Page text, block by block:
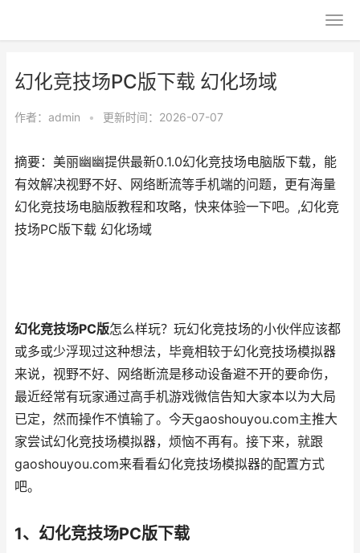
幻化竞技场PC版下载 幻化场域
作者： admin • 更新时间：2026-07-07
摘要：美丽幽幽提供最新0.1.0幻化竞技场电脑版下载，能
有效解决视野不好、网络断流等手机端的问题，更有海量
幻化竞技场电脑版教程和攻略，快来体验一下吧。,幻化竞
技场PC版下载 幻化场域
幻化竞技场PC版怎么样玩？玩幻化竞技场的小伙伴应该都
或多或少浮现过这种想法，毕竟相较于幻化竞技场模拟器
来说，视野不好、网络断流是移动设备避不开的要命伤，
最近经常有玩家通过高手机游戏微信告知大家本以为大局
已定，然而操作不慎输了。今天gaoshouyou.com主推大
家尝试幻化竞技场模拟器，烦恼不再有。接下来，就跟
gaoshouyou.com来看看幻化竞技场模拟器的配置方式
吧。
1、幻化竞技场PC版下载